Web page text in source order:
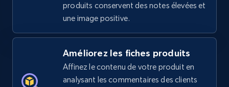
Amazon sellers info
Seller id, URL, Seller name, Description, Detailed
info, Stars, Feedbacks, Return policy, and more.
378+ Commencer
produits conservent des notes élevées et
une image positive.
Améliorez les fiches produits
Affinez le contenu de votre produit en
analysant les commentaires des clients